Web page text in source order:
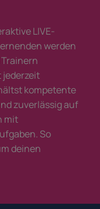
LIVE-
werden
kompetente
zuverlässig auf
mit
So
deinen